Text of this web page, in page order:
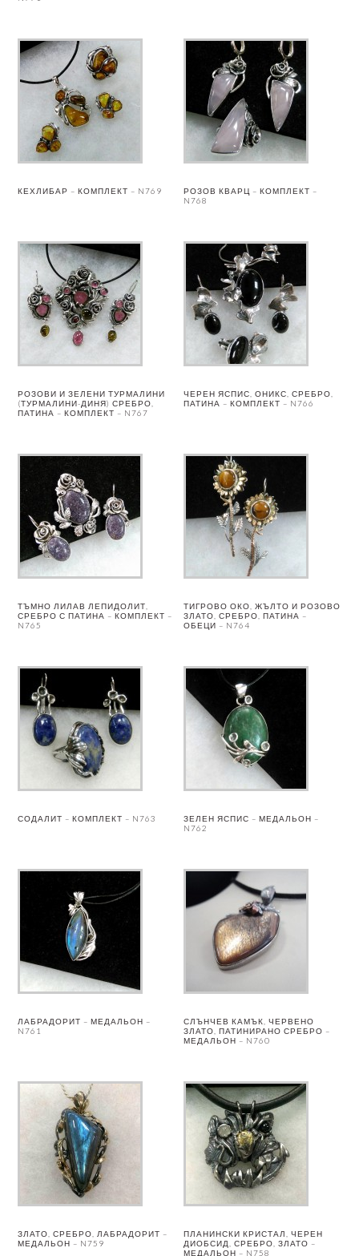
КЕХЛИБАР – КОМПЛЕКТ – N769
РОЗОВ КВАРЦ – КОМПЛЕКТ –
N768
РОЗОВИ И ЗЕЛЕНИ ТУРМАЛИНИ
(ТУРМАЛИНИ-ДИНЯ) СРЕБРО,
ПАТИНА – КОМПЛЕКТ – N767
ЧЕРЕН ЯСПИС, ОНИКС, СРЕБРО,
ПАТИНА – КОМПЛЕКТ – N766
ТЪМНО ЛИЛАВ ЛЕПИДОЛИТ,
СРЕБРО С ПАТИНА – КОМПЛЕКТ –
N765
ТИГРОВО ОКО, ЖЪЛТО И РОЗОВО
ЗЛАТО, СРЕБРО, ПАТИНА –
ОБЕЦИ – N764
СОДАЛИТ – КОМПЛЕКТ – N763
ЗЕЛЕН ЯСПИС – МЕДАЛЬОН –
N762
ЛАБРАДОРИТ – МЕДАЛЬОН –
N761
СЛЪНЧЕВ КАМЪК, ЧЕРВЕНО
ЗЛАТО, ПАТИНИРАНО СРЕБРО –
МЕДАЛЬОН – N760
ЗЛАТО, СРЕБРО, ЛАБРАДОРИТ –
МЕДАЛЬОН – N759
ПЛАНИНСКИ КРИСТАЛ, ЧЕРЕН
ДИОБСИД, СРЕБРО, ЗЛАТО –
МЕДАЛЬОН – N758